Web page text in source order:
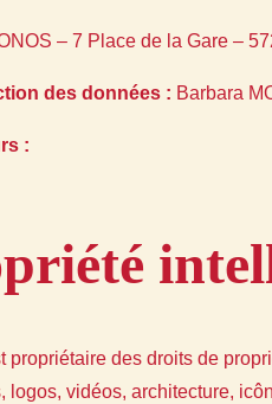
– 7 Place de la Gare –
des données : Barbara
:
propriétaire des droits de
logos, vidéos, architecture,